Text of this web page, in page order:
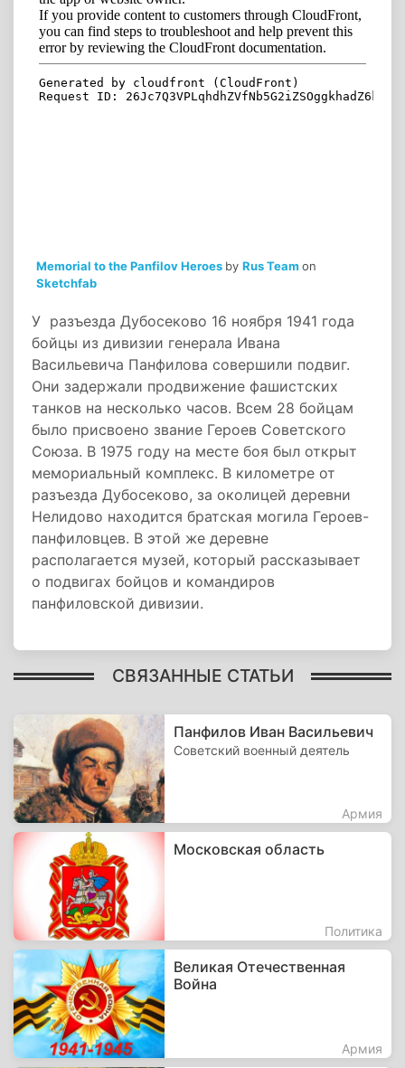
Memorial to the Panfilov Heroes by Rus Team on
Sketchfab
У разъезда Дубосеково 16 ноября 1941 года
бойцы из дивизии генерала Ивана
Васильевича Панфилова совершили подвиг.
Они задержали продвижение фашистских
танков на несколько часов. Всем 28 бойцам
было присвоено звание Героев Советского
Союза. В 1975 году на месте боя был открыт
мемориальный комплекс. В километре от
разъезда Дубосеково, за околицей деревни
Нелидово находится братская могила Героев-
панфиловцев. В этой же деревне
располагается музей, который рассказывает
о подвигах бойцов и командиров
панфиловской дивизии.
СВЯЗАННЫЕ СТАТЬИ
Панфилов Иван Васильевич
Советский военный деятель
Армия
Московская область
Политика
Великая Отечественная
Война
Армия